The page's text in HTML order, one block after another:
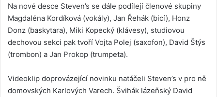
Na nové desce Steven’s se dále podílejí členové skupiny
Magdaléna Kordíková (vokály), Jan Řehák (bicí), Honz
Donz (baskytara), Miki Kopecký (klávesy), studiovou
dechovou sekci pak tvoří Vojta Polej (saxofon), David Štýs
(trombon) a Jan Prokop (trumpeta).
Videoklip doprovázející novinku natáčeli Steven’s v pro ně
domovských Karlových Varech. Švihák lázeňský David